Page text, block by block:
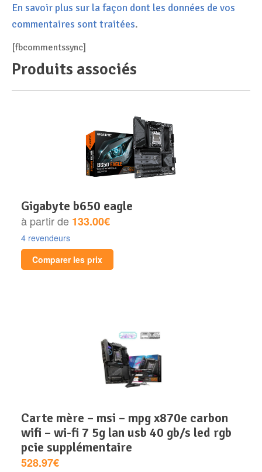
En savoir plus sur la façon dont les données de vos
commentaires sont traitées.
[fbcommentssync]
Produits associés
gigabyte b650 eagle
à partir de 133.00€
4 revendeurs
Comparer les prix
carte mère – msi – mpg x870e carbon
wifi – wi-fi 7 5g lan usb 40 gb/s led rgb
pcie supplémentaire
528.97€